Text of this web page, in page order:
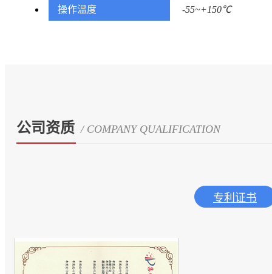
操作温度 -55~+150℃
公司资质 / COMPANY QUALIFICATION
专利证书